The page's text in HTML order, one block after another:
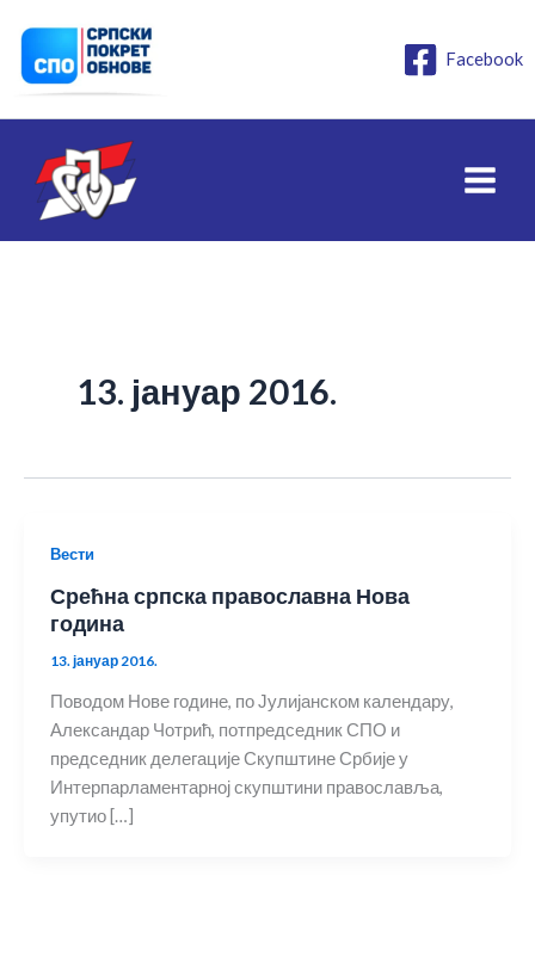
садржај
Facebook
13. јануар 2016.
Вести
Срећна српска православна Нова
година
13. јануар 2016.
Поводом Нове године, по Јулијанском календару,
Александар Чотрић, потпредседник СПО и
председник делегације Скупштине Србије у
Интерпарламентарној скупштини православља,
упутио […]